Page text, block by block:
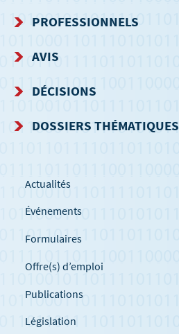
DE
NAVIGATION
PROFESSIONNELS
AVIS
DÉCISIONS
DOSSIERS THÉMATIQUES
Actualités
Événements
Formulaires
Offre(s) d’emploi
Publications
Législation